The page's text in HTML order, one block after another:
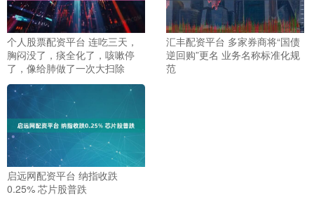
个人股票配资平台 连吃三天，
胸闷没了，痰全化了，咳嗽停
了，像给肺做了一次大扫除
汇丰配资平台 多家券商将“国债
逆回购”更名 业务名称标准化规
范
启远网配资平台 纳指收跌
0.25% 芯片股普跌